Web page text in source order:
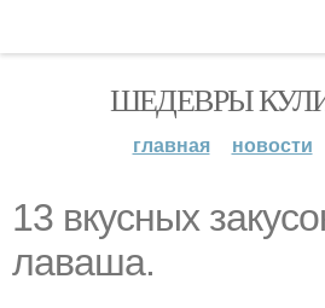
ШЕДЕВРЫ
главная новости
13 вкусных
лаваша.